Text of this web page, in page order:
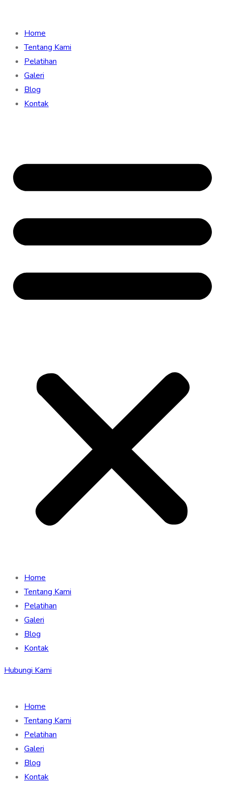
Home
Tentang Kami
Pelatihan
Galeri
Blog
Kontak
Home
Tentang Kami
Pelatihan
Galeri
Blog
Kontak
Hubungi Kami
Home
Tentang Kami
Pelatihan
Galeri
Blog
Kontak